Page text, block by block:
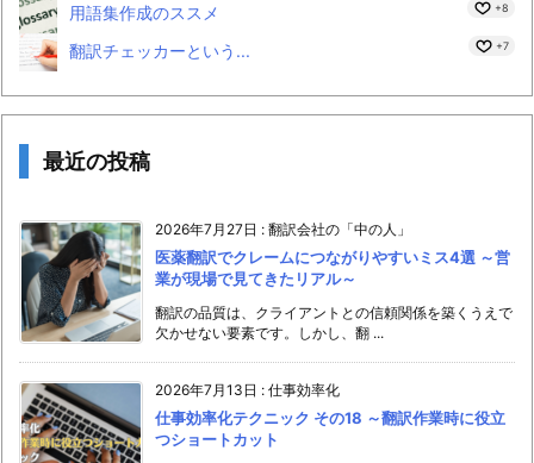
用語集作成のススメ +8
翻訳チェッカーという... +7
最近の投稿
2026年7月27日 : 翻訳会社の「中の人」
医薬翻訳でクレームにつながりやすいミス4選 ～営
業が現場で見てきたリアル～
翻訳の品質は、クライアントとの信頼関係を築くうえで
欠かせない要素です。しかし、翻 ...
2026年7月13日 : 仕事効率化
仕事効率化テクニック その18 ～翻訳作業時に役立
つショートカット